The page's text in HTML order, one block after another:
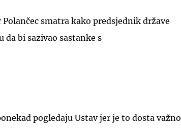
smatra kako predsjednik države
da bi sazivao sastanke s
pogledaju Ustav jer je to dosta važno